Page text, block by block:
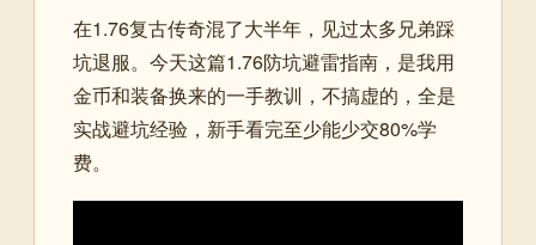
在1.76复古传奇混了大半年，见过太多兄弟踩
坑退服。今天这篇1.76防坑避雷指南，是我用
金币和装备换来的一手教训，不搞虚的，全是
实战避坑经验，新手看完至少能少交80%学
费。